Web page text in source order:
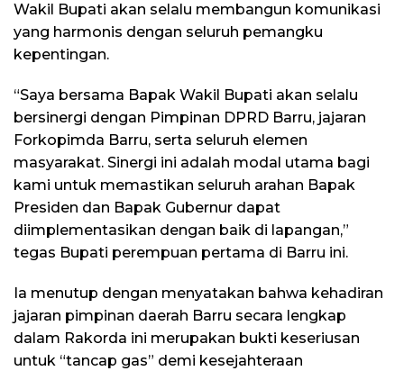
Wakil Bupati akan selalu membangun komunikasi
yang harmonis dengan seluruh pemangku
kepentingan.
“Saya bersama Bapak Wakil Bupati akan selalu
bersinergi dengan Pimpinan DPRD Barru, jajaran
Forkopimda Barru, serta seluruh elemen
masyarakat. Sinergi ini adalah modal utama bagi
kami untuk memastikan seluruh arahan Bapak
Presiden dan Bapak Gubernur dapat
diimplementasikan dengan baik di lapangan,”
tegas Bupati perempuan pertama di Barru ini.
Ia menutup dengan menyatakan bahwa kehadiran
jajaran pimpinan daerah Barru secara lengkap
dalam Rakorda ini merupakan bukti keseriusan
untuk “tancap gas” demi kesejahteraan